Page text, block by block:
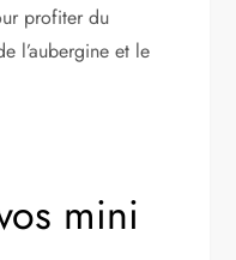
profiter du
l’aubergine et le
mini